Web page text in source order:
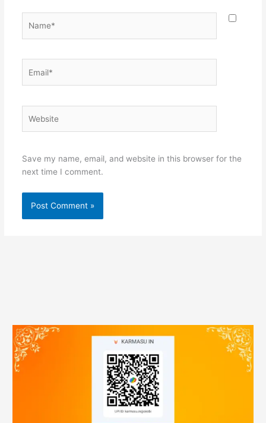
Save my name, email, and website in this browser for the
next time I comment.